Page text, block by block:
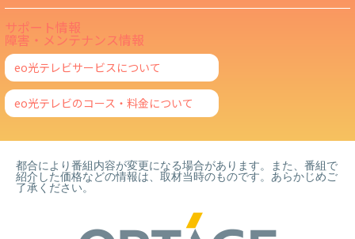
サポート情報
障害・メンテナンス情報
eo光テレビサービスについて
eo光テレビのコース・料金について
都合により番組内容が変更になる場合があります。また、番組で
紹介した価格などの情報は、取材当時のものです。あらかじめご
了承ください。